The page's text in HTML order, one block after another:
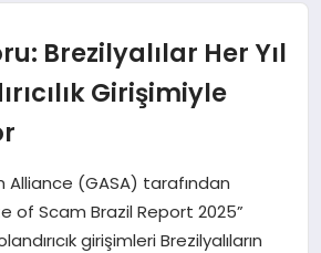
Brezilyalılar Her Yıl
Girişimiyle
(GASA) tarafından
of Scam Brazil Report 2025”
girişimleri Brezilyalıların